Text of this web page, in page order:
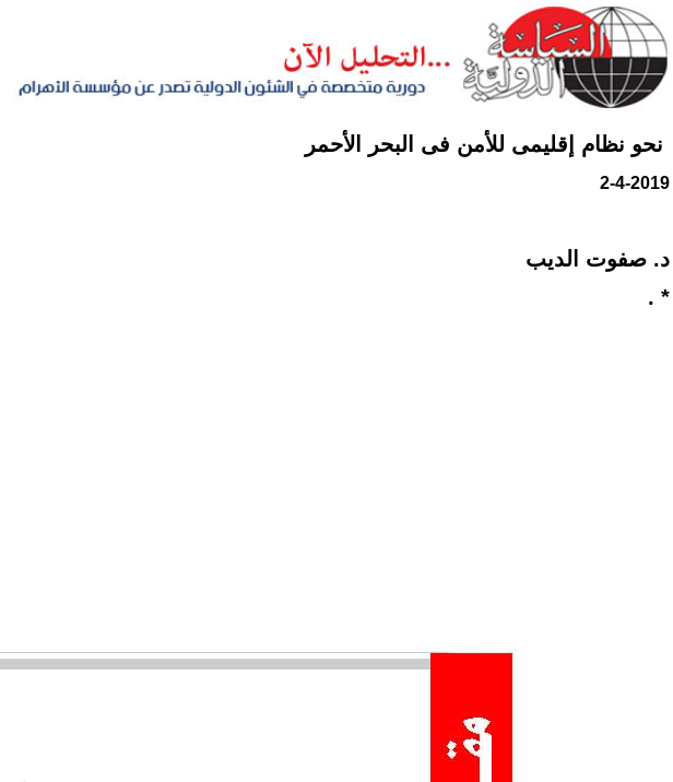
نحو نظام إقليمى للأمن فى البحر الأحمر
2-4-2019
‬د‮. ‬صفوت الديب
* .